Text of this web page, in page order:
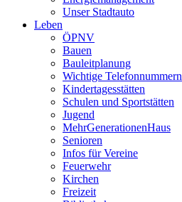
Unser Stadtauto
Leben
ÖPNV
Bauen
Bauleitplanung
Wichtige Telefonnummern
Kindertagesstätten
Schulen und Sportstätten
Jugend
MehrGenerationenHaus
Senioren
Infos für Vereine
Feuerwehr
Kirchen
Freizeit